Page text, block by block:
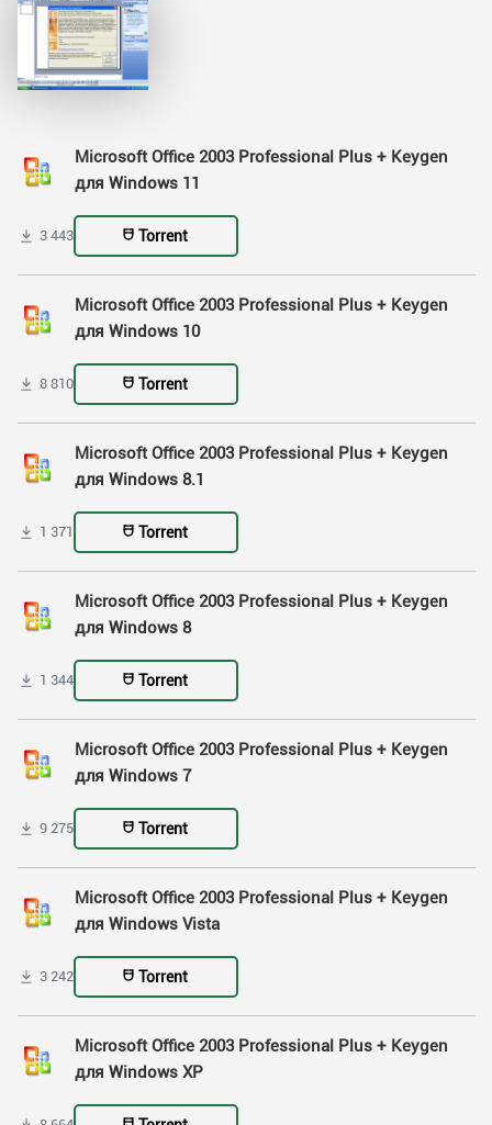
Microsoft Office 2003 Professional Plus + Keygen
для Windows 11
3 443 Torrent
Microsoft Office 2003 Professional Plus + Keygen
для Windows 10
8 810 Torrent
Microsoft Office 2003 Professional Plus + Keygen
для Windows 8.1
1 371 Torrent
Microsoft Office 2003 Professional Plus + Keygen
для Windows 8
1 344 Torrent
Microsoft Office 2003 Professional Plus + Keygen
для Windows 7
9 275 Torrent
Microsoft Office 2003 Professional Plus + Keygen
для Windows Vista
3 242 Torrent
Microsoft Office 2003 Professional Plus + Keygen
для Windows XP